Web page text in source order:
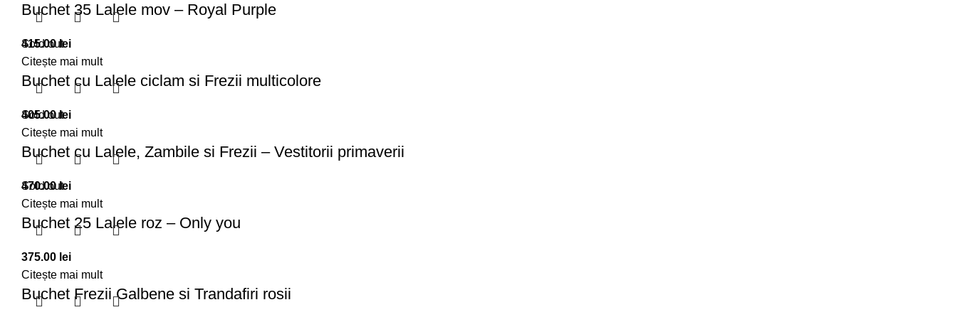
Buchet 35 Lalele mov – Royal Purple
415.00lei
Citește mai mult
Sold out
Buchet cu Lalele ciclam si Frezii multicolore
405.00lei
Citește mai mult
Sold out
Buchet cu Lalele, Zambile si Frezii – Vestitorii primaverii
470.00lei
Citește mai mult
Sold out
Buchet 25 Lalele roz – Only you
375.00 lei
Citește mai mult
Buchet Frezii Galbene si Trandafiri rosii